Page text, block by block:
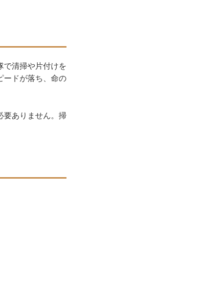
で清掃や片付けを
ードが落ち、命の
要ありません。掃